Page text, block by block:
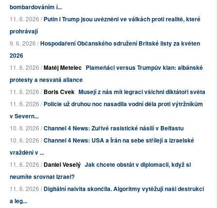
bombardováním í...
11. 6. 2026 /Putin i Trump jsou uvězněni ve válkách proti realitě, které
prohrávají
9. 6. 2026 /Hospodaření Občanského sdružení Britské listy za květen
2026
11. 6. 2026 /Matěj Metelec Plameňáci versus Trumpův klan: albánské
protesty a nesvatá aliance
11. 6. 2026 /Boris Cvek Musejí z nás mít legraci všichni diktátoři světa
11. 6. 2026 /Policie už druhou noc nasadila vodní děla proti výtržníkům
v Severn...
10. 6. 2026 /Channel 4 News: Zuřivé rasistické násilí v Belfastu
10. 6. 2026 /Channel 4 News: USA a Írán na sebe střílejí a izraelské
vraždění v ...
11. 6. 2026 /Daniel Veselý Jak chcete obstát v diplomacii, když si
neumíte srovnat Izrael?
11. 6. 2026 /Digitální naivita skončila. Algoritmy vytěžují naši destrukci
a leg...